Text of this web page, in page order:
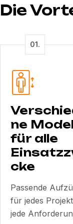
Die
ne
für alle
cke
Passende
für jedes
jede